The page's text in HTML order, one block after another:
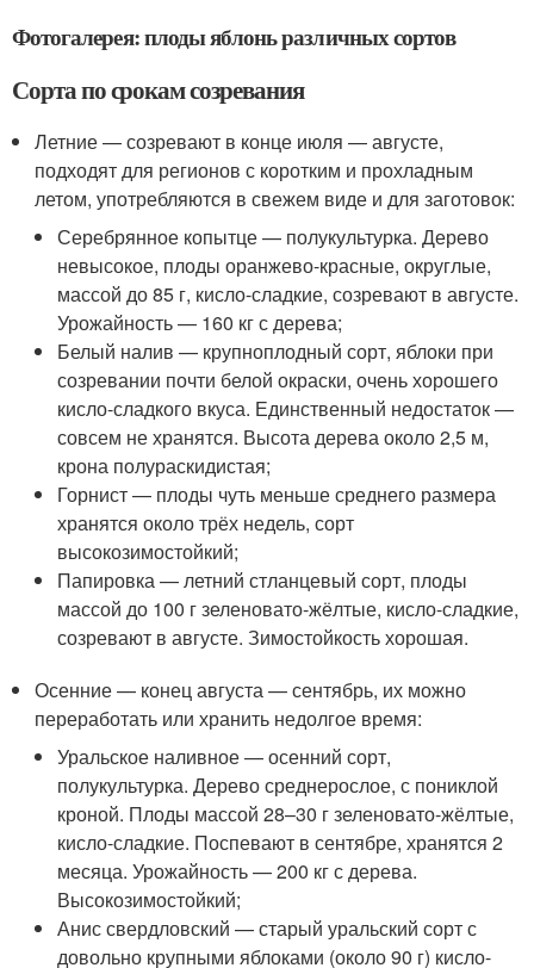
Фотогалерея: плоды яблонь различных сортов
Сорта по срокам созревания
Летние — созревают в конце июля — августе,
подходят для регионов с коротким и прохладным
летом, употребляются в свежем виде и для заготовок:
Серебрянное копытце — полукультурка. Дерево
невысокое, плоды оранжево-красные, округлые,
массой до 85 г, кисло-сладкие, созревают в августе.
Урожайность — 160 кг с дерева;
Белый налив — крупноплодный сорт, яблоки при
созревании почти белой окраски, очень хорошего
кисло-сладкого вкуса. Единственный недостаток —
совсем не хранятся. Высота дерева около 2,5 м,
крона полураскидистая;
Горнист — плоды чуть меньше среднего размера
хранятся около трёх недель, сорт
высокозимостойкий;
Папировка — летний стланцевый сорт, плоды
массой до 100 г зеленовато-жёлтые, кисло-сладкие,
созревают в августе. Зимостойкость хорошая.
Осенние — конец августа — сентябрь, их можно
переработать или хранить недолгое время:
Уральское наливное — осенний сорт,
полукультурка. Дерево среднерослое, с пониклой
кроной. Плоды массой 28–30 г зеленовато-жёлтые,
кисло-сладкие. Поспевают в сентябре, хранятся 2
месяца. Урожайность — 200 кг с дерева.
Высокозимостойкий;
Анис свердловский — старый уральский сорт с
довольно крупными яблоками (около 90 г) кисло-